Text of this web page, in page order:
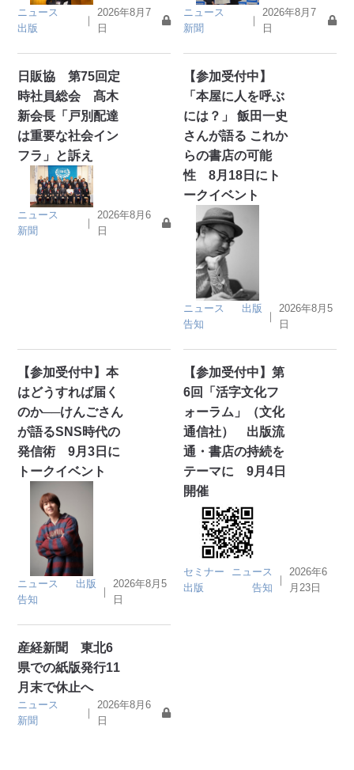
ニュース
出版
｜
2026年8月7
日
ニュース
新聞
｜
2026年8月7
日
日販協 第75回定
時社員総会 髙木
新会長「戸別配達
は重要な社会イン
フラ」と訴え
ニュース
新聞
｜
2026年8月6
日
【参加受付中】
「本屋に人を呼ぶ
には？」 飯田一史
さんが語る これか
らの書店の可能
性 8月18日にト
ークイベント
ニュース
出版
告知
｜
2026年8月5
日
【参加受付中】本
はどうすれば届く
のか──けんごさん
が語るSNS時代の
発信術 9月3日に
トークイベント
ニュース
出版
告知
｜
2026年8月5
日
【参加受付中】第
6回「活字文化フ
ォーラム」（文化
通信社） 出版流
通・書店の持続を
テーマに 9月4日
開催
セミナー
ニュース
出版
告知
｜
2026年6
月23日
産経新聞 東北6
県での紙版発行11
月末で休止へ
ニュース
新聞
｜
2026年8月6
日